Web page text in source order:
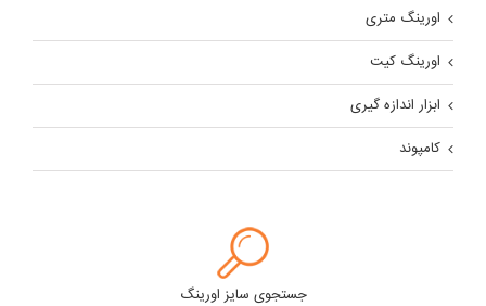
اورینگ متری
اورینگ کیت
ابزار اندازه گیری
کامپوند
جستجوی سایز اورینگ